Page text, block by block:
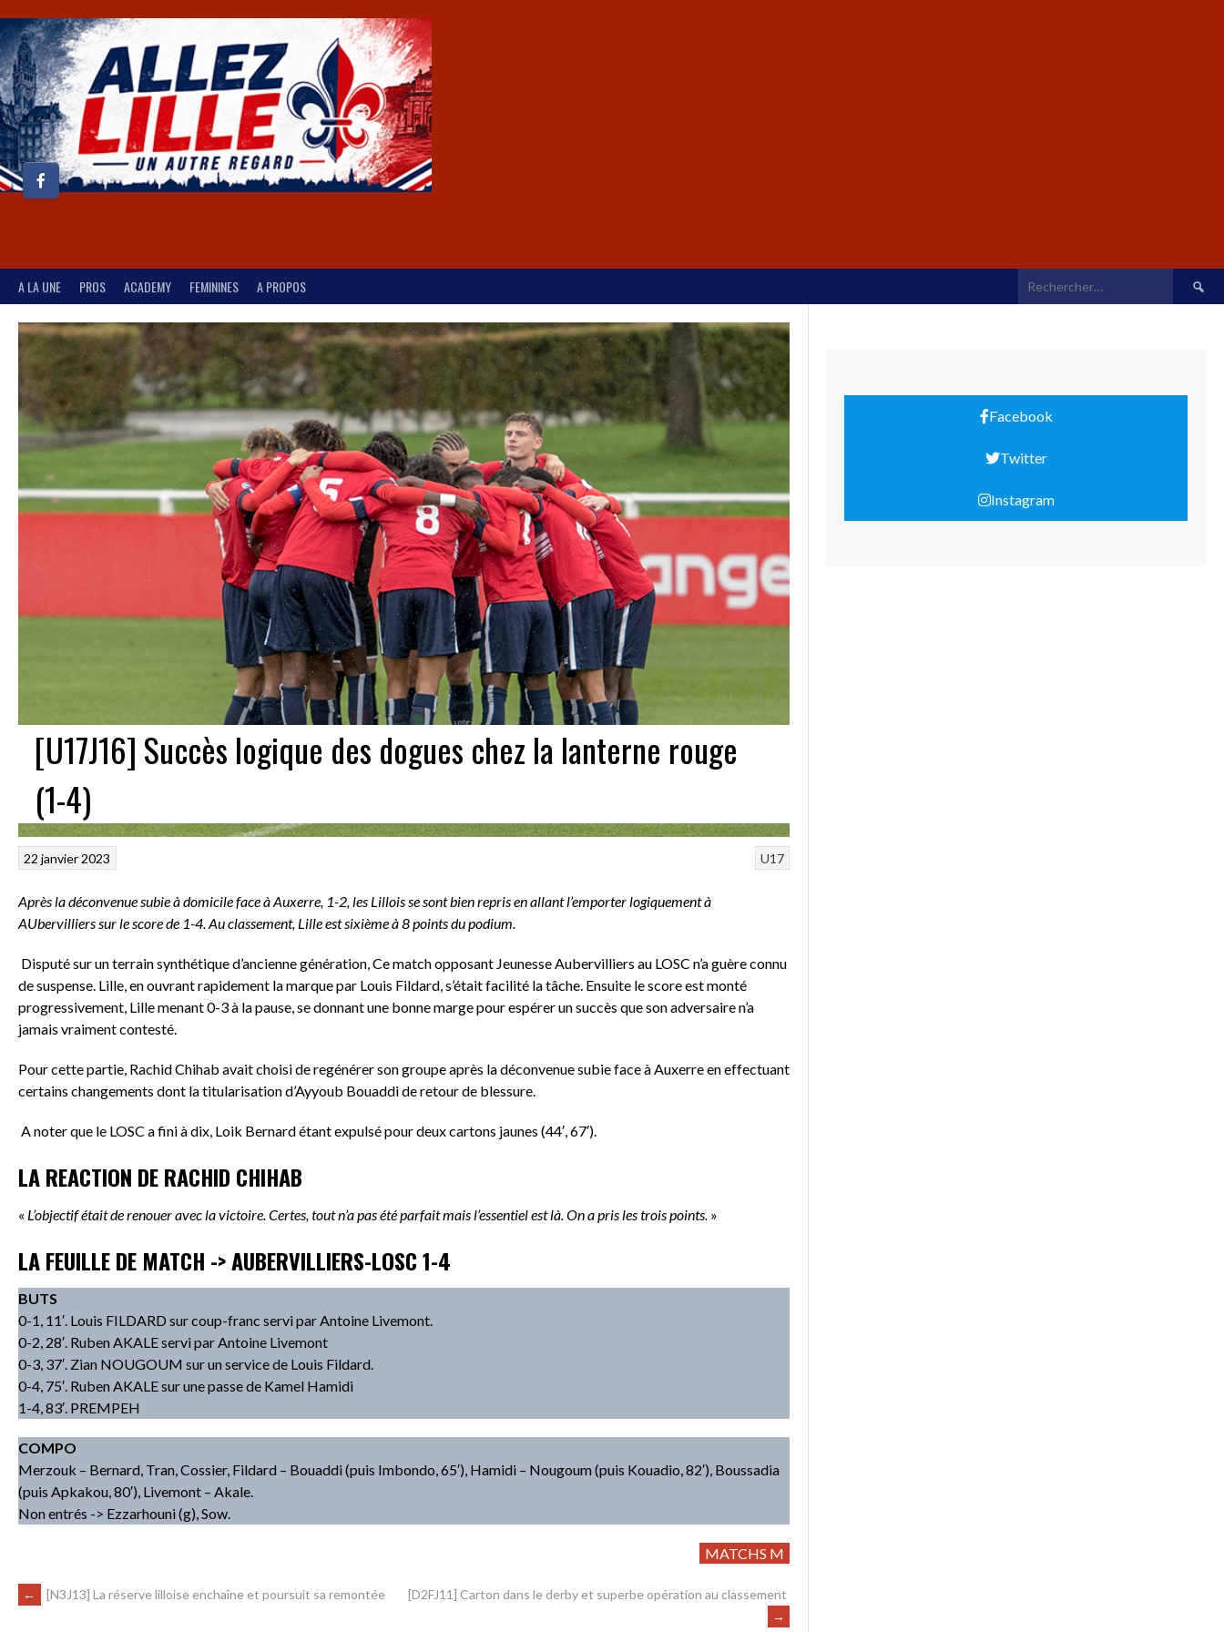
A LA UNE PROS ACADEMY FEMININES A PROPOS
[U17J16] Succès logique des dogues chez la lanterne rouge
(1-4)
U17
22 janvier 2023
Après la déconvenue subie à domicile face à Auxerre, 1-2, les Lillois se sont bien repris en allant l’emporter logiquement à
AUbervilliers sur le score de 1-4. Au classement, Lille est sixième à 8 points du podium.
Disputé sur un terrain synthétique d’ancienne génération, Ce match opposant Jeunesse Aubervilliers au LOSC n’a guère connu
de suspense. Lille, en ouvrant rapidement la marque par Louis Fildard, s’était facilité la tâche. Ensuite le score est monté
progressivement, Lille menant 0-3 à la pause, se donnant une bonne marge pour espérer un succès que son adversaire n’a
jamais vraiment contesté.
Pour cette partie, Rachid Chihab avait choisi de regénérer son groupe après la déconvenue subie face à Auxerre en effectuant
certains changements dont la titularisation d’Ayyoub Bouaddi de retour de blessure.
A noter que le LOSC a fini à dix, Loik Bernard étant expulsé pour deux cartons jaunes (44′, 67′).
LA REACTION DE RACHID CHIHAB
« L’objectif était de renouer avec la victoire. Certes, tout n’a pas été parfait mais l’essentiel est là. On a pris les trois points. »
LA FEUILLE DE MATCH -> AUBERVILLIERS-LOSC 1-4
BUTS
0-1, 11′. Louis FILDARD sur coup-franc servi par Antoine Livemont.
0-2, 28′. Ruben AKALE servi par Antoine Livemont
0-3, 37′. Zian NOUGOUM sur un service de Louis Fildard.
0-4, 75′. Ruben AKALE sur une passe de Kamel Hamidi
1-4, 83′. PREMPEH
COMPO
Merzouk – Bernard, Tran, Cossier, Fildard – Bouaddi (puis Imbondo, 65′), Hamidi – Nougoum (puis Kouadio, 82′), Boussadia
(puis Apkakou, 80′), Livemont – Akale.
Non entrés -> Ezzarhouni (g), Sow.
MATCHS M
← [N3J13] La réserve lilloise enchaîne et poursuit sa remontée
[D2FJ11] Carton dans le derby et superbe opération au classement
→
Facebook
Twitter
Instagram